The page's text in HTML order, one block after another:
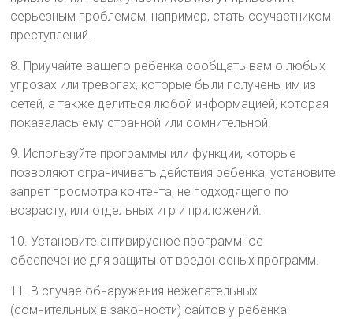
серьезным проблемам, например, стать соучастником
преступлений.
8. Приучайте вашего ребенка сообщать вам о любых
угрозах или тревогах, которые были получены им из
сетей, а также делиться любой информацией, которая
показалась ему странной или сомнительной.
9. Используйте программы или функции, которые
позволяют ограничивать действия ребенка, установите
запрет просмотра контента, не подходящего по
возрасту, или отдельных игр и приложений.
10. Установите антивирусное программное
обеспечение для защиты от вредоносных программ.
11. В случае обнаружения нежелательных
(сомнительных в законности) сайтов у ребенка